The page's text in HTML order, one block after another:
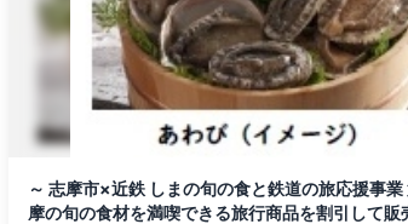
～ 志摩市×近鉄 しまの旬の食と鉄道の旅応援事業
摩の旬の食材を満喫できる旅行商品を割引して販